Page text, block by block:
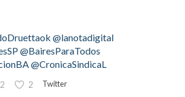
@lanotadigital
@BairesParaTodos
@CronicaSindicaL
2 2 Twitter